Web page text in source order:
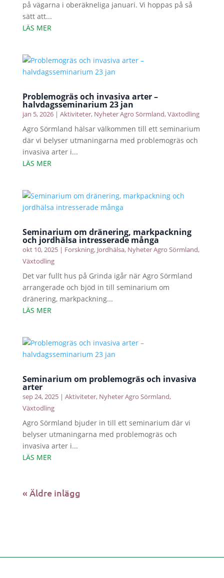
på vägarna i oberäkneliga januari. Vi hoppas på så
sätt att...
LÄS MER
Problemogräs och invasiva arter –
halvdagsseminarium 23 jan
jan 5, 2026| Aktiviteter, Nyheter Agro Sörmland,Växtodling
Agro Sörmland hälsar välkommen till ett seminarium
där vi belyser utmaningarna med problemogräs och
invasiva arter i...
LÄS MER
Seminarium om dränering, markpackning
och jordhälsa intresserade många
okt 10, 2025| Forskning, Jordhälsa, Nyheter Agro Sörmland,
Växtodling
Det var fullt hus på Grinda igår när Agro Sörmland
arrangerade och bjöd in till seminarium om
dränering, markpackning...
LÄS MER
Seminarium om problemogräs och invasiva
arter
sep 24, 2025| Aktiviteter, Nyheter Agro Sörmland,
Växtodling
Agro Sörmland bjuder in till ett seminarium där vi
belyser utmaningarna med problemogräs och
invasiva arter i...
LÄS MER
« Äldre inlägg